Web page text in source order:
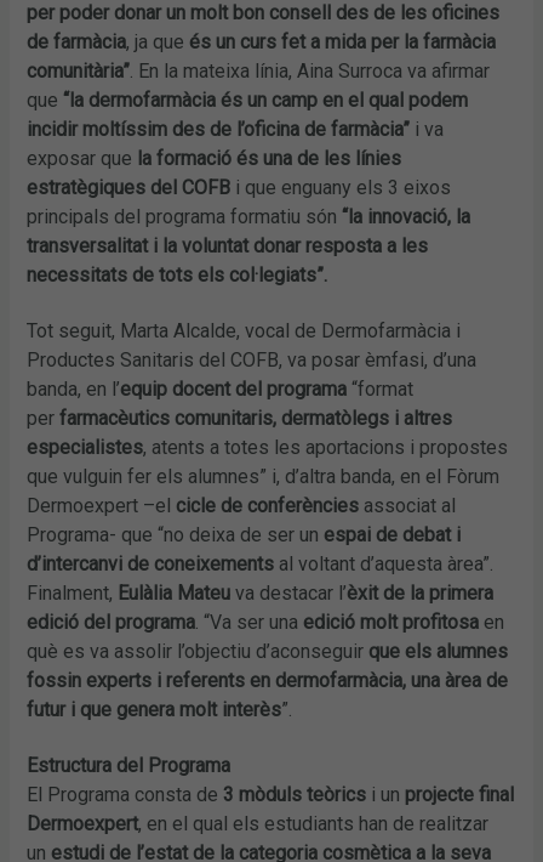
per poder donar un molt bon consell des de les oficines
de farmàcia, ja que és un curs fet a mida per la farmàcia
comunitària”. En la mateixa línia, Aina Surroca va afirmar
que “la dermofarmàcia és un camp en el qual podem
incidir moltíssim des de l’oficina de farmàcia” i va
exposar que la formació és una de les línies
estratègiques del COFB i que enguany els 3 eixos
principals del programa formatiu són “la innovació, la
transversalitat i la voluntat donar resposta a les
necessitats de tots els col·legiats”.
Tot seguit, Marta Alcalde, vocal de Dermofarmàcia i
Productes Sanitaris del COFB, va posar èmfasi, d’una
banda, en l’equip docent del programa “format
perfarmacèutics comunitaris, dermatòlegs i altres
especialistes, atents a totes les aportacions i propostes
que vulguin fer els alumnes” i, d’altra banda, en el Fòrum
Dermoexpert –el cicle de conferències associat al
Programa- que “no deixa de ser un espai de debat i
d’intercanvi de coneixements al voltant d’aquesta àrea”.
Finalment, Eulàlia Mateu va destacar l’èxit de la primera
edició del programa. “Va ser una edició molt profitosa en
què es va assolir l’objectiu d’aconseguir que els alumnes
fossin experts i referents en dermofarmàcia, una àrea de
futur i que genera molt interès”.
Estructura del Programa
El Programa consta de 3 mòduls teòrics i un projecte final
Dermoexpert, en el qual els estudiants han de realitzar
un estudi de l’estat de la categoria cosmètica a la seva